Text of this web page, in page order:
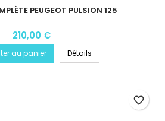
PEUGEOT PULSION 125
210,00 €
au panier Détails
favorite_border